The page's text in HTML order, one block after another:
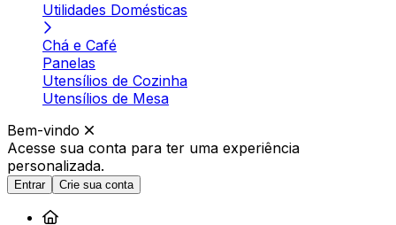
Utilidades Domésticas
Chá e Café
Panelas
Utensílios de Cozinha
Utensílios de Mesa
Bem-vindo
Acesse sua conta para ter uma experiência
personalizada.
Entrar Crie sua conta